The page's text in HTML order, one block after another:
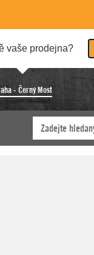
vaše prodejna?
- Černý Most